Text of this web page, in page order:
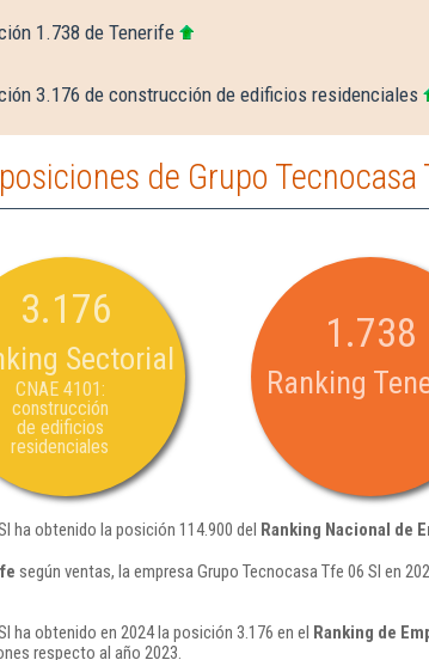
1.738 de Tenerife
3.176 de construcción de edificios residenciales
de Grupo Tecnocasa
3.176
Sectorial
CNAE 4101:
construcción
de edificios
residenciales
1.738
Ranking
ha obtenido la posición 114.900 del Ranking Nacional de
según ventas, la empresa Grupo Tecnocasa Tfe 06 Sl en
ha obtenido en 2024 la posición 3.176 en el Ranking de
respecto al año 2023.